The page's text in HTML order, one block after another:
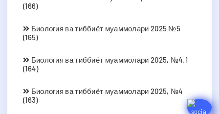
(166)
Биология ва тиббиёт муаммолари 2025 №5
(165)
Биология ва тиббиёт муаммолари 2025, №4.1
(164)
Биология ва тиббиёт муаммолари 2025, №4
(163)